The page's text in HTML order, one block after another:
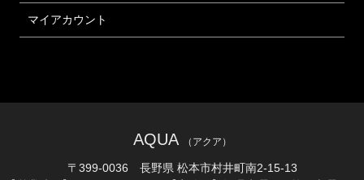
マイアカウント
AQUA （アクア）
〒399-0036 長野県 松本市村井町南2-15-13